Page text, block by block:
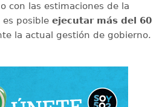
con las estimaciones de la
posible ejecutar más del 60
la actual gestión de gobierno.